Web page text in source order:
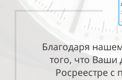
Благодаря
того, что Ваши
Росреестре с